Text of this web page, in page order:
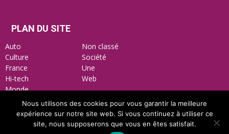
PLAN DU SITE
Auto
Non classé
Culture
Société
France
Une
Hi-tech
Web
Monde
Mentions Légales Nous contacter
Nous utilisons des cookies pour vous garantir la meilleure
expérience sur notre site web. Si vous continuez à utiliser ce
site, nous supposerons que vous en êtes satisfait.